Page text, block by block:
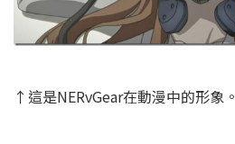
↑這是NERvGear在動漫中的形象。